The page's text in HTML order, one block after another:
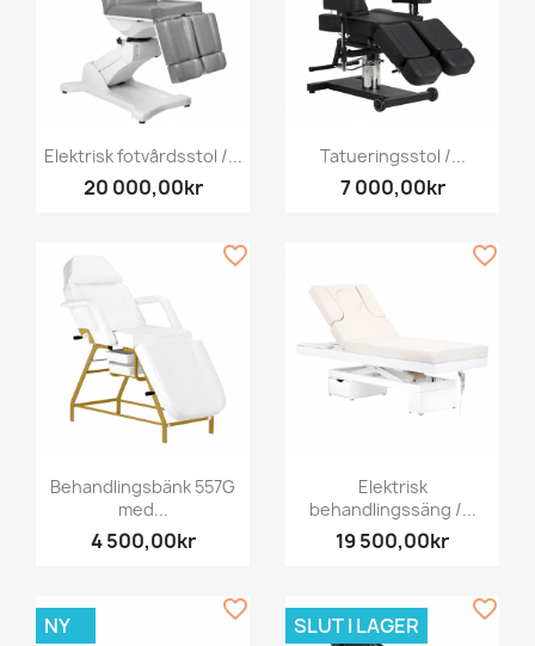
Elektrisk fotvårdsstol /...
20 000,00kr
Tatueringsstol /...
7 000,00kr
Behandlingsbänk 557G
med...
4 500,00kr
favorite_border
Elektrisk
behandlingssäng /...
19 500,00kr
favorite_border
NY
favorite_border
SLUT I LAGER
favorite_border